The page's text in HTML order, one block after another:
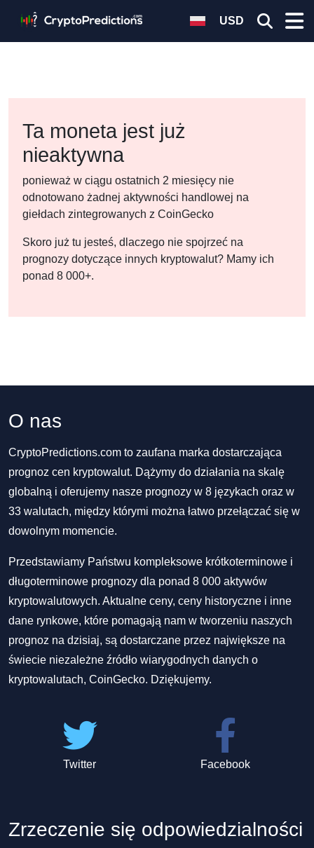
USD
Ta moneta jest już
nieaktywna
ponieważ w ciągu ostatnich 2 miesięcy nie
odnotowano żadnej aktywności handlowej na
giełdach zintegrowanych z CoinGecko
Skoro już tu jesteś, dlaczego nie spojrzeć na
prognozy dotyczące innych kryptowalut? Mamy ich
ponad 8 000+.
O nas
CryptoPredictions.com to zaufana marka dostarczająca
prognoz cen kryptowalut. Dążymy do działania na skalę
globalną i oferujemy nasze prognozy w 8 językach oraz w
33 walutach, między którymi można łatwo przełączać się w
dowolnym momencie.
Przedstawiamy Państwu kompleksowe krótkoterminowe i
długoterminowe prognozy dla ponad 8 000 aktywów
kryptowalutowych. Aktualne ceny, ceny historyczne i inne
dane rynkowe, które pomagają nam w tworzeniu naszych
prognoz na dzisiaj, są dostarczane przez największe na
świecie niezależne źródło wiarygodnych danych o
kryptowalutach, CoinGecko. Dziękujemy.
Twitter Facebook
Zrzeczenie się odpowiedzialności